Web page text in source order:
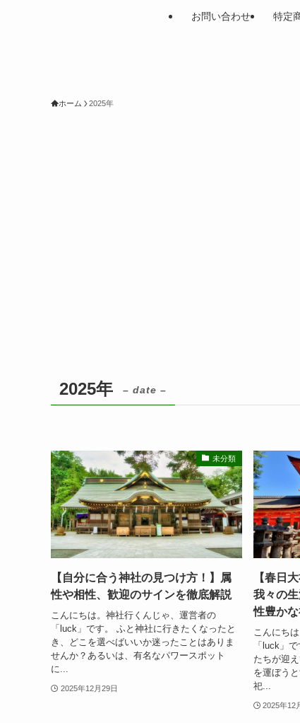
お問い合わせ 特定
ホーム 2025年
2025年 – date –
未分類
【自分に合う神社の見つけ方！】属
性や相性、歓迎のサインを徹底解説
こんにちは。神社行くんじゃ、運営者の
「luck」です。 ふと神社に行きたくなったと
き、どこを選べばいいか迷ったことはありま
せんか？あるいは、有名なパワースポット
に...
2025年12月29日
【春日
我々の
性豊かな
こんにち
「luck」
たちが迎
を運ぼう
祀...
2025年12